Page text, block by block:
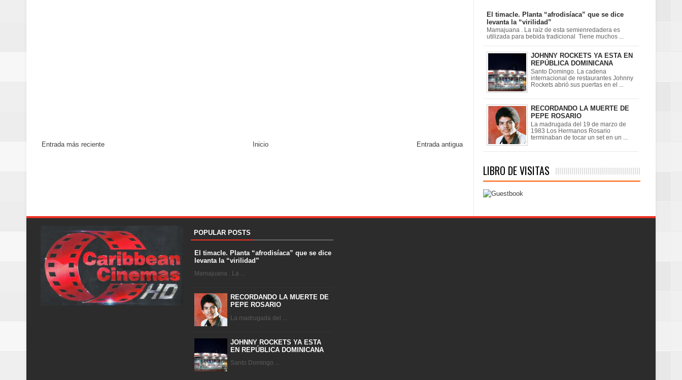
Entrada más reciente Entrada antigua
Inicio
El timacle. Planta “afrodisíaca” que se dice
levanta la “virilidad”
Mamajuana . La raíz de esta semienredadera es
utilizada para bebida tradicional Tiene muchos ...
JOHNNY ROCKETS YA ESTA EN
REPÚBLICA DOMINICANA
Santo Domingo. La cadena
internacional de restaurantes Johnny
Rockets abrió sus puertas en el ...
RECORDANDO LA MUERTE DE
PEPE ROSARIO
La madrugada del 19 de marzo de
1983 Los Hermanos Rosario
terminaban de tocar un set en un ...
LIBRO DE VISITAS
POPULAR POSTS
El timacle. Planta “afrodisíaca” que se dice
levanta la “virilidad”
Mamajuana . La ...
RECORDANDO LA MUERTE DE
PEPE ROSARIO
La madrugada del ...
JOHNNY ROCKETS YA ESTA
EN REPÚBLICA DOMINICANA
Santo Domingo ...